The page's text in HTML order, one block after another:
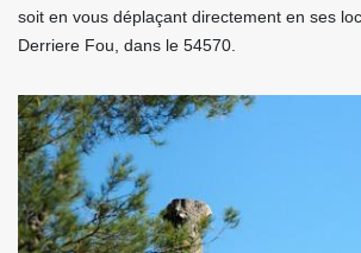
soit en vous déplaçant directement en ses
Derriere Fou, dans le 54570.